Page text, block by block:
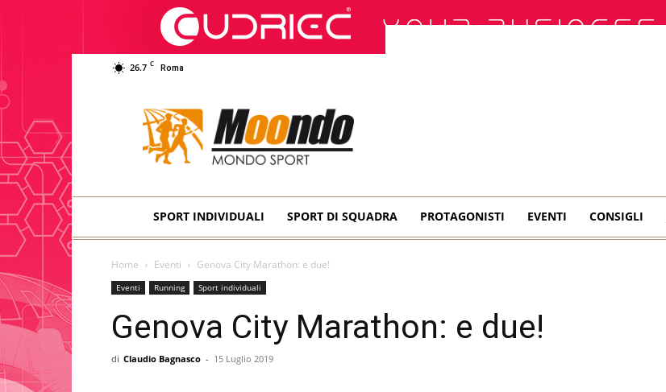
26.7 C Roma
Moondo
Sport
SPORT INDIVIDUALI SPORT DI SQUADRA PROTAGONISTI EVENTI CONSIGLI
Home Eventi Genova City Marathon: e due!
Eventi Running Sport individuali
Genova City Marathon: e due!
di Claudio Bagnasco - 15 Luglio 2019